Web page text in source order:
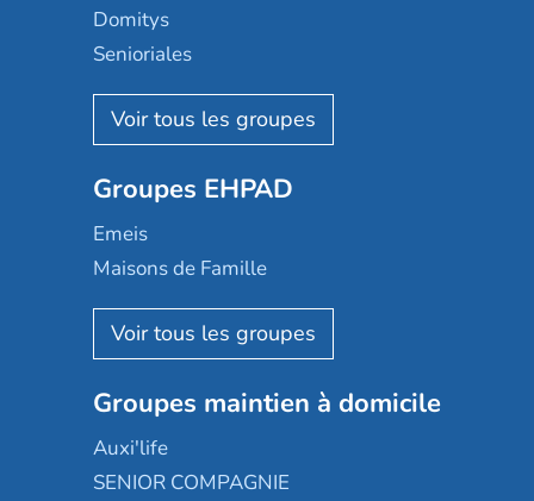
Domitys
Senioriales
Nohée
Les Résidentiels
Mobicap
Domusvi
Happy Senior
Aquarelia
Nexity edenea
Les jardins d'Arcadie
Groupes EHPAD
Emeis
Maisons de Famille
Korian
Emera
Groupe SOS
Le Noble Âge
Almage
Groupes maintien à domicile
Auxi'life
SENIOR COMPAGNIE